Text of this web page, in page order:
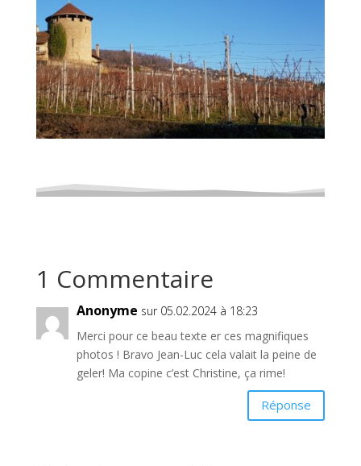
1 Commentaire
Anonyme sur 05.02.2024 à 18:23
Merci pour ce beau texte er ces magnifiques
photos ! Bravo Jean-Luc cela valait la peine de
geler! Ma copine c’est Christine, ça rime!
Réponse